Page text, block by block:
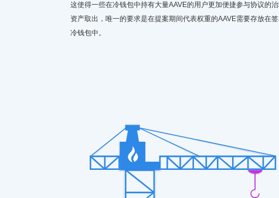
这使得一些在冷钱包中持有大量AAVE的用户更加便捷参与协议的
资产取出，唯一的要求是在提案期间代表权重的AAVE需要存放在
冷钱包中。